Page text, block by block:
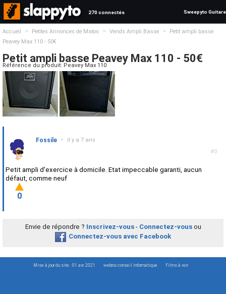
270 connectés Sweepyto Guitare
Accueil > Petites Annonces de Matos > Vends Ampli Basse >
Petit ampli basse
Peavey Max 110 - 50€
Petit ampli basse Peavey Max 110 - 50€
Référence du produit: Peavey Max 110
#0
Fossile • il y a 7 ans
Petit ampli d'exercice à domicile. Etat impeccable garanti, aucun
défaut, comme neuf
0
Envie de répondre ? Inscrivez-vous- Connectez-vousou
Connectez-vous avec Facebook
Mise à jour du site : 01 avr. 2021 webrox conseil informatique Films à voir